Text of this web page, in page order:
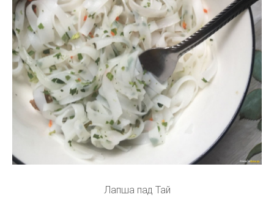
Лапша пад Тай